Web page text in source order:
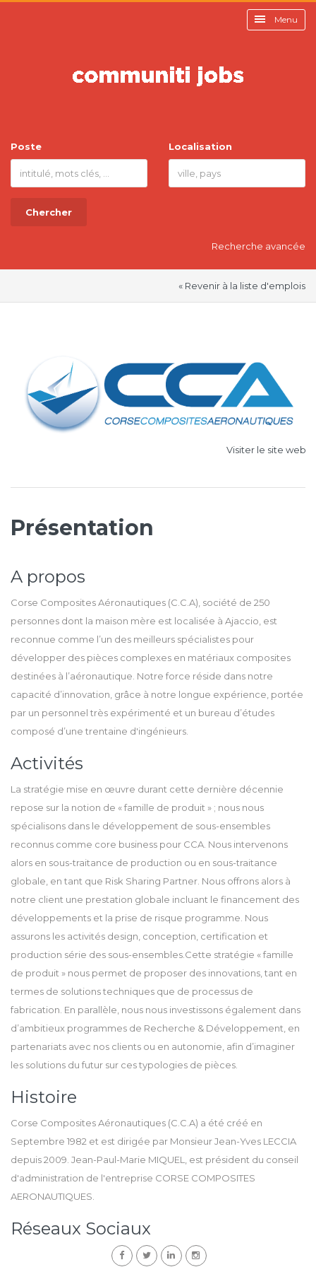
Menu
Poste Localisation
Chercher
Recherche avancée
« Revenir à la liste d'emplois
Visiter le site web »
Présentation
A propos
Corse Composites Aéronautiques (C.C.A), société de 250
personnes dont la maison mère est localisée à Ajaccio, est
reconnue comme l’un des meilleurs spécialistes pour
développer des pièces complexes en matériaux composites
destinées à l’aéronautique. Notre force réside dans notre
capacité d’innovation, grâce à notre longue expérience, portée
par un personnel très expérimenté et un bureau d’études
composé d’une trentaine d'ingénieurs.
Activités
La stratégie mise en œuvre durant cette dernière décennie
repose sur la notion de « famille de produit » ; nous nous
spécialisons dans le développement de sous-ensembles
reconnus comme core business pour CCA. Nous intervenons
alors en sous-traitance de production ou en sous-traitance
globale, en tant que Risk Sharing Partner. Nous offrons alors à
notre client une prestation globale incluant le financement des
développements et la prise de risque programme. Nous
assurons les activités design, conception, certification et
production série des sous-ensembles.Cette stratégie « famille
de produit » nous permet de proposer des innovations, tant en
termes de solutions techniques que de processus de
fabrication. En parallèle, nous nous investissons également dans
d’ambitieux programmes de Recherche & Développement, en
partenariats avec nos clients ou en autonomie, afin d’imaginer
les solutions du futur sur ces typologies de pièces.
Histoire
Corse Composites Aéronautiques (C.C.A) a été créé en
Septembre 1982 et est dirigée par Monsieur Jean-Yves LECCIA
depuis 2009. Jean-Paul-Marie MIQUEL, est président du conseil
d'administration de l'entreprise CORSE COMPOSITES
AERONAUTIQUES.
Réseaux Sociaux